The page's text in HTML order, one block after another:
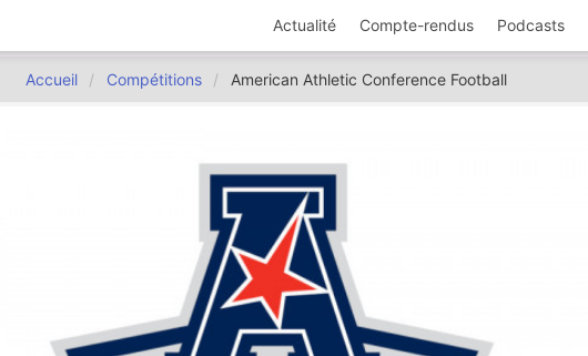
Actualité Compte-rendus Podcasts
Accueil Compétitions American Athletic Conference Football